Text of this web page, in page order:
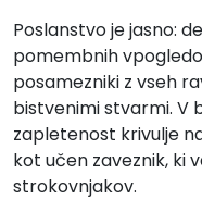
Poslanstvo je jasno:
pomembnih
posamezniki z vseh
bistvenimi stvarmi. V
zapletenost krivulje
kot učen zaveznik, ki
strokovnjakov.